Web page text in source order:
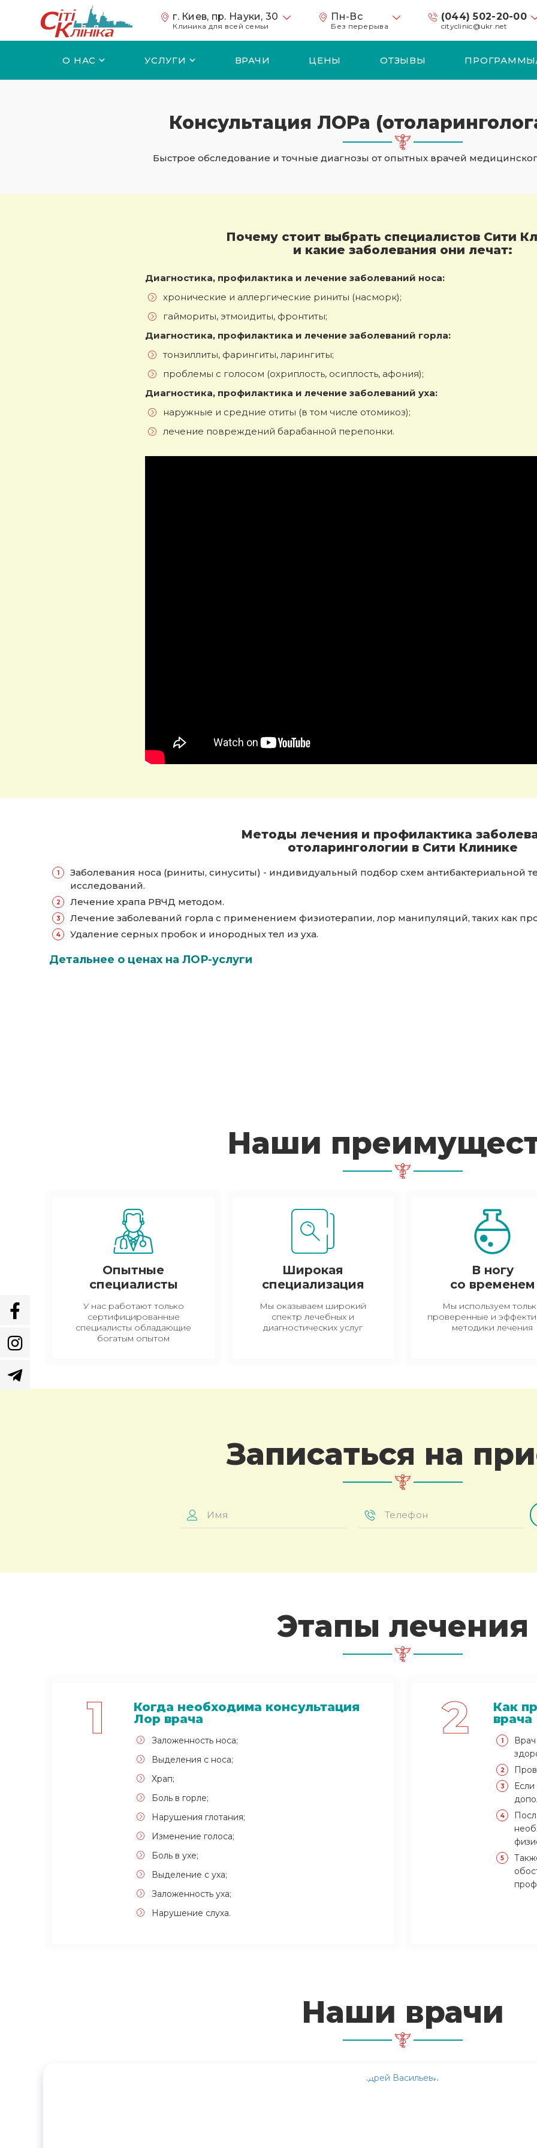
Перейти к основному содержанию
г. Киев, пр. Науки, 30
Клиника для всей семьи
Пн-Вс
Без перерыва
(044) 502-20-00
cityclinic@ukr.net
О НАС УСЛУГИ ВРАЧИ ЦЕНЫ ОТЗЫВЫ
Консультация ЛОРа
Быстрое обследование и точные диагнозы от опытных врачей
Почему стоит выбрать специалистов Сити
и какие заболевания они лечат:
Диагностика, профилактика и лечение заболеваний носа:
хронические и аллергические риниты (насморк);
гаймориты, этмоидиты, фронтиты;
Диагностика, профилактика и лечение заболеваний горла:
тонзиллиты, фарингиты, ларингиты;
проблемы с голосом (охриплость, осиплость, афония);
Диагностика, профилактика и лечение заболеваний уха:
наружные и средние отиты (в том числе отомикоз);
лечение повреждений барабанной перепонки.
Методы лечения и профилактика
отоларингологии в Сити Клинике
Заболевания носа (риниты, синуситы) - индивидуальный подбор схем антибактериальной
исследований.
Лечение храпа РВЧД методом.
Лечение заболеваний горла с применением физиотерапии, лор манипуляций, таких как
Удаление серных пробок и инородных тел из уха.
Детальнее о ценах на ЛОР-услуги
Наши
Опытные
специалисты
У нас работают только
сертифицированные
специалисты обладающие
богатым опытом
Широкая
специализация
Мы оказываем широкий
спектр лечебных и
диагностических услуг
В ногу
со временем
Мы используем
проверенные и
методики лечения
Записаться на
Имя Телефон
Этапы лечения
1
Когда необходима консультация
Лор врача
Заложенность носа;
Выделения с носа;
Храп;
Боль в горле;
Нарушения глотания;
Изменение голоса;
Боль в ухе;
Выделение с уха;
Заложенность уха;
Нарушение слуха.
2
Как
врача
Наши врачи